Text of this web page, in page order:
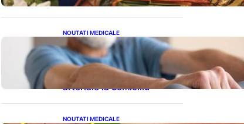
NOUTATI MEDICALE
Îmbunătățirea sănătății
cardiovasculare: Patru
exerciții simple pentru
reducerea tensiunii
arteriale la domiciliu
NOUTATI MEDICALE